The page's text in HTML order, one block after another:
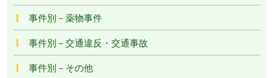
事件別－薬物事件
事件別－交通違反・交通事故
事件別－その他